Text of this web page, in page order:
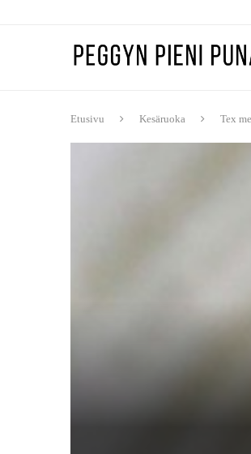
Etusivu Kesäruoka Tex